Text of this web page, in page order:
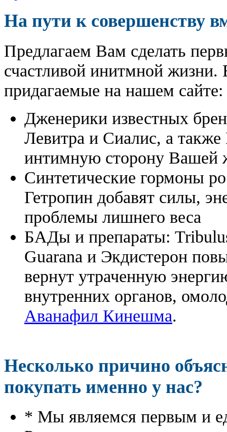
На пути к совершенству
Предлагаем Вам сделать
счастливой инитмной жизни.
придагаемые на нашем сайте:
Дженерики известных
Левитра и Сиалис, а
интимную сторону Вашей
Синтетические гормоны
Гетропин добавят силы,
проблемы лишнего веса
БАДы и препараты:
Guarana и Экдистерон
вернут утраченную
внутренних органов,
Аванафил Кинешма.
Несколько причино
покупать именно у нас?
* Мы являемся первым и